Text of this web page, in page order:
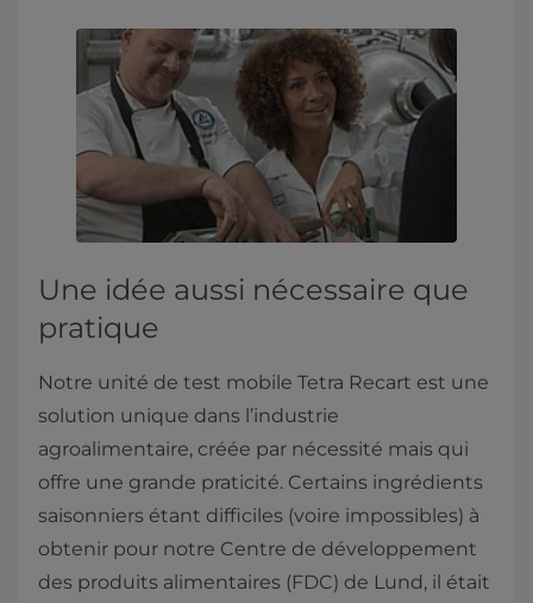
Une idée aussi nécessaire que
pratique
Notre unité de test mobile Tetra Recart est une
solution unique dans l’industrie
agroalimentaire, créée par nécessité mais qui
offre une grande praticité. Certains ingrédients
saisonniers étant difficiles (voire impossibles) à
obtenir pour notre Centre de développement
des produits alimentaires (FDC) de Lund, il était